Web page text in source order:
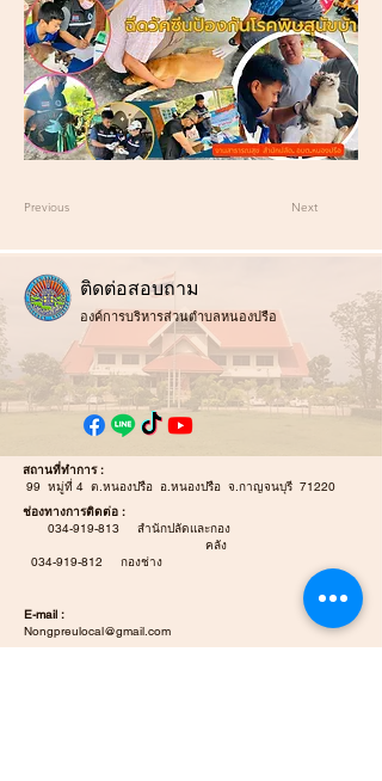
Previous Next
ติดต่อสอบถาม
องค์การบริหารส่วนตำบลหนองปรือ
สถานที่ทำการ :
99 หมู่ที่ 4 ต.หนองปรือ อ.หนองปรือ จ.กาญจนบุรี 71220
ช่องทางการติดต่อ :
034-919-813 สำนักปลัดและกอง
คลัง
034-919-812 กองช่าง
E-mail :
Nongpreulocal@gmail.com